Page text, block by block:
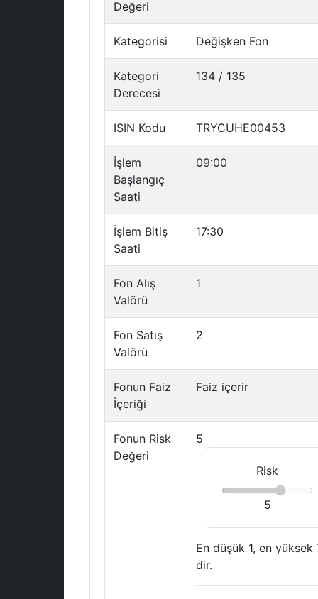
Değeri
Kategorisi Değişken Fon
Kategori
Derecesi
134 / 135
ISIN Kodu TRYCUHE00453
İşlem
Başlangıç
Saati
09:00
İşlem Bitiş
Saati
17:30
Fon Alış
Valörü
1
Fon Satış
Valörü
2
Fonun Faiz
İçeriği
Faiz içerir
Fonun Risk
Değeri
5
Risk
5
En düşük 1, en yüksek
dir.